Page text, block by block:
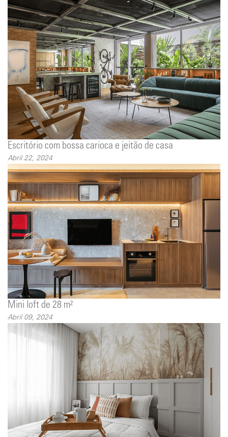
Escritório com bossa carioca e jeitão de casa
Abril 22, 2024
Mini loft de 28 m²
Abril 09, 2024